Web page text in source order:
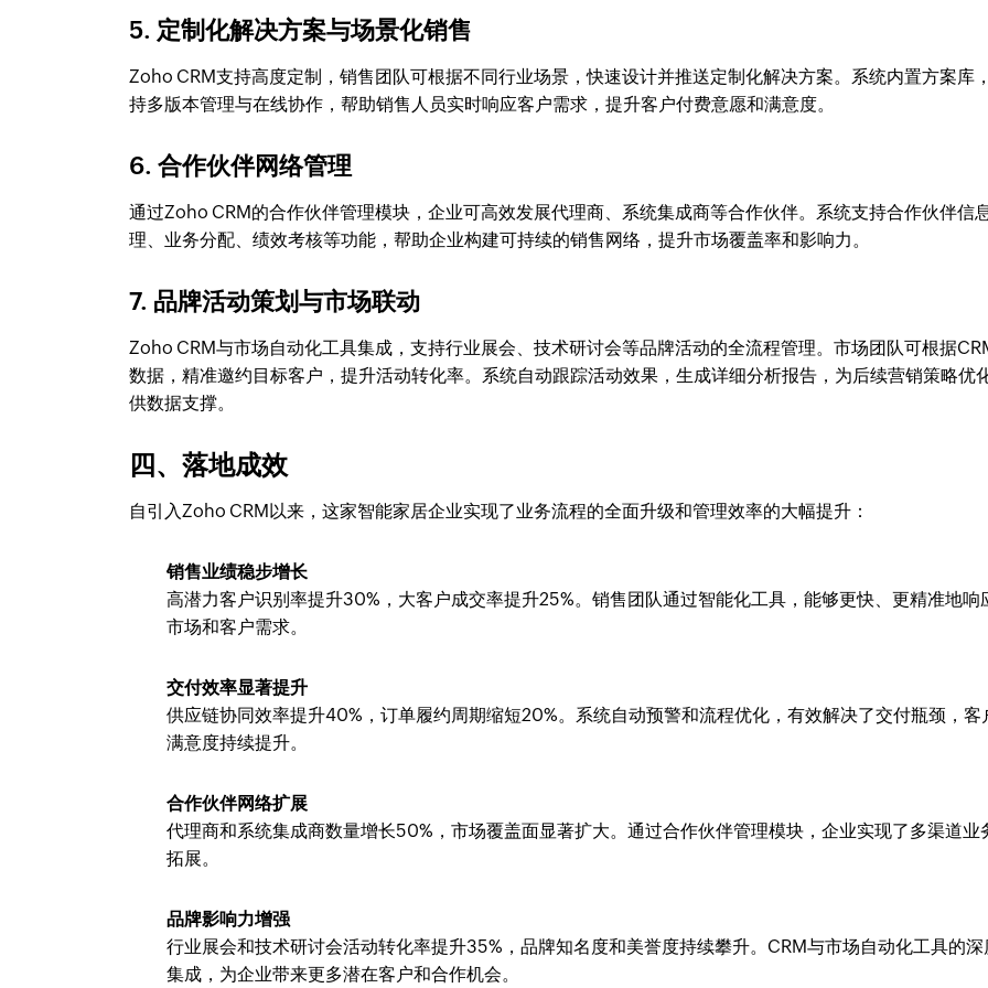
5. 定制化解决方案与场景化销售
Zoho CRM支持高度定制，销售团队可根据不同行业场景，快速设计并推送定制化解决方案。系统内置方案库
持多版本管理与在线协作，帮助销售人员实时响应客户需求，提升客户付费意愿和满意度。
6. 合作伙伴网络管理
通过Zoho CRM的合作伙伴管理模块，企业可高效发展代理商、系统集成商等合作伙伴。系统支持合作伙伴信
理、业务分配、绩效考核等功能，帮助企业构建可持续的销售网络，提升市场覆盖率和影响力。
7. 品牌活动策划与市场联动
Zoho CRM与市场自动化工具集成，支持行业展会、技术研讨会等品牌活动的全流程管理。市场团队可根据
数据，精准邀约目标客户，提升活动转化率。系统自动跟踪活动效果，生成详细分析报告，为后续营销策略优
供数据支撑。
四、落地成效
自引入Zoho CRM以来，这家智能家居企业实现了业务流程的全面升级和管理效率的大幅提升：
销售业绩稳步增长
高潜力客户识别率提升30%，大客户成交率提升25%。销售团队通过智能化工具，能够更快、更精准地响
市场和客户需求。
交付效率显著提升
供应链协同效率提升40%，订单履约周期缩短20%。系统自动预警和流程优化，有效解决了交付瓶颈，客
满意度持续提升。
合作伙伴网络扩展
代理商和系统集成商数量增长50%，市场覆盖面显著扩大。通过合作伙伴管理模块，企业实现了多渠道业
拓展。
品牌影响力增强
行业展会和技术研讨会活动转化率提升35%，品牌知名度和美誉度持续攀升。CRM与市场自动化工具的深
集成，为企业带来更多潜在客户和合作机会。